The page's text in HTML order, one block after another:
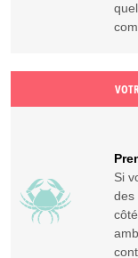
Si
des